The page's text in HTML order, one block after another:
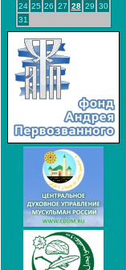
24 25 26 27 28 29 30
31